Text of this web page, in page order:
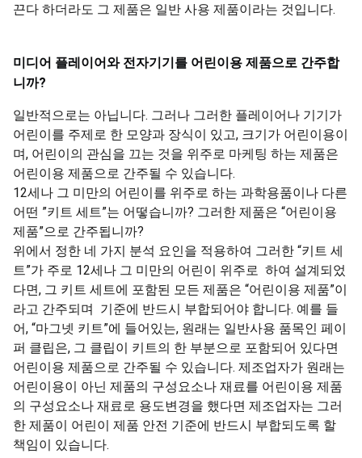
끈다 하더라도 그 제품은 일반 사용 제품이라는 것입니다.
미디어 플레이어와 전자기기를 어린이용 제품으로 간주합
니까?
일반적으로는 아닙니다. 그러나 그러한 플레이어나 기기가
어린이를 주제로 한 모양과 장식이 있고, 크기가 어린이용이
며, 어린이의 관심을 끄는 것을 위주로 마케팅 하는 제품은
어린이용 제품으로 간주될 수 있습니다.
12세나 그 미만의 어린이를 위주로 하는 과학용품이나 다른
어떤 ”키트 세트”는 어떻습니까? 그러한 제품은 “어린이용
제품”으로 간주됩니까?
위에서 정한 네 가지 분석 요인을 적용하여 그러한 “키트 세
트”가 주로 12세나 그 미만의 어린이 위주로 하여 설계되었
다면, 그 키트 세트에 포함된 모든 제품은 “어린이용 제품”이
라고 간주되며 기준에 반드시 부합되어야 합니다. 예를 들
어, “마그넷 키트”에 들어있는, 원래는 일반사용 품목인 페이
퍼 클립은, 그 클립이 키트의 한 부분으로 포함되어 있다면
어린이용 제품으로 간주될 수 있습니다. 제조업자가 원래는
어린이용이 아닌 제품의 구성요소나 재료를 어린이용 제품
의 구성요소나 재료로 용도변경을 했다면 제조업자는 그러
한 제품이 어린이 제품 안전 기준에 반드시 부합되도록 할
책임이 있습니다.